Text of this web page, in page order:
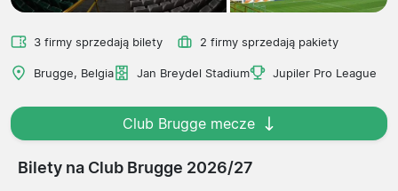
3 firmy sprzedają bilety 2 firmy sprzedają pakiety
Brugge, Belgia Jan Breydel Stadium Jupiler Pro League
Club Brugge mecze
Bilety na Club Brugge 2026/27